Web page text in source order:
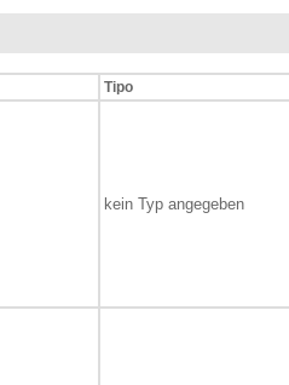
Tipo
kein Typ angegeben